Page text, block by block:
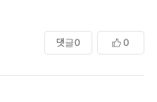
댓글0 0